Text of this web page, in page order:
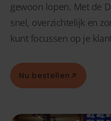
gewoon lopen. Met de
snel, overzichtelijk en
kunt focussen op je
Nu bestellen